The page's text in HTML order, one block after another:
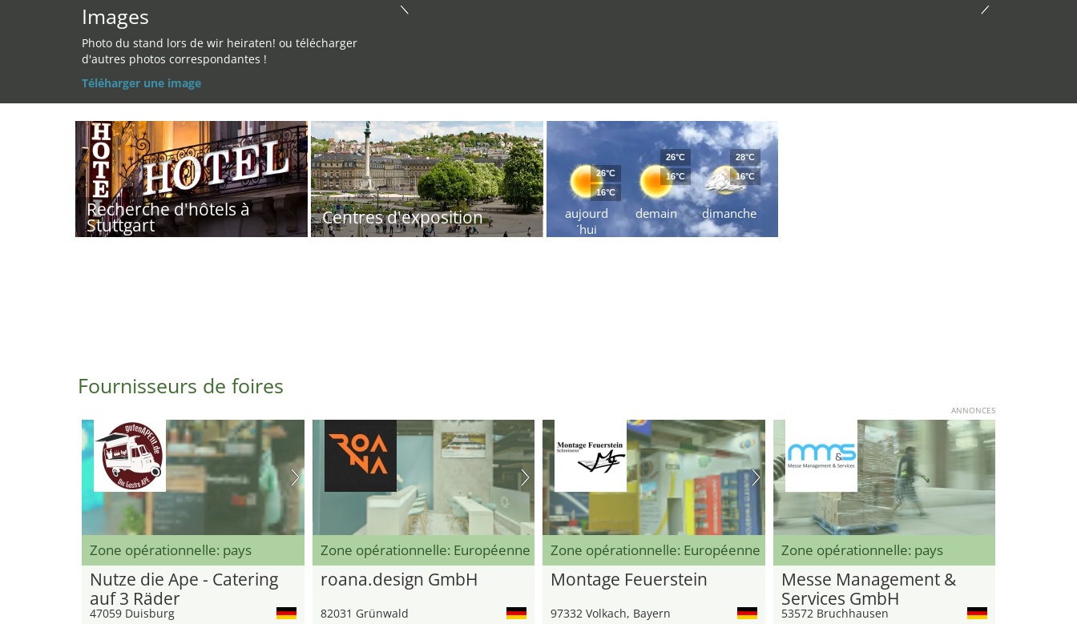
Images
Photo du stand lors de wir heiraten! ou télécharger
d'autres photos correspondantes !
Téléharger une image
Recherche d'hôtels à
Stuttgart Centres d'exposition
aujourd
´hui
26°C
16°C
demain
26°C
16°C
dimanche
28°C
16°C
Fournisseurs de foires
ANNONCES
Zone opérationnelle: pays
Nutze die Ape - Catering
auf 3 Räder
47059 Duisburg
Zone opérationnelle: Européenne
roana.design GmbH
82031 Grünwald
Zone opérationnelle: Européenne
Montage Feuerstein
97332 Volkach, Bayern
Zone opérationnelle: pays
Messe Management &
Services GmbH
53572 Bruchhausen